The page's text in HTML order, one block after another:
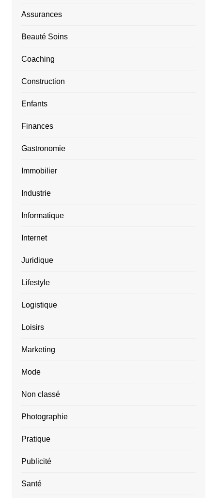
Assurances
Beauté Soins
Coaching
Construction
Enfants
Finances
Gastronomie
Immobilier
Industrie
Informatique
Internet
Juridique
Lifestyle
Logistique
Loisirs
Marketing
Mode
Non classé
Photographie
Pratique
Publicité
Santé